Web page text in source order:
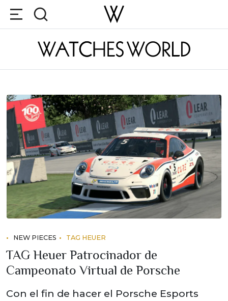
NEW PIECES TAG HEUER
TAG Heuer Patrocinador de
Campeonato Virtual de Porsche
Con el fin de hacer el Porsche Esports